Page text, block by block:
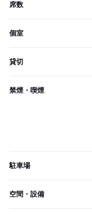
席数
個室
貸切
禁煙・喫煙
駐車場
空間・設備